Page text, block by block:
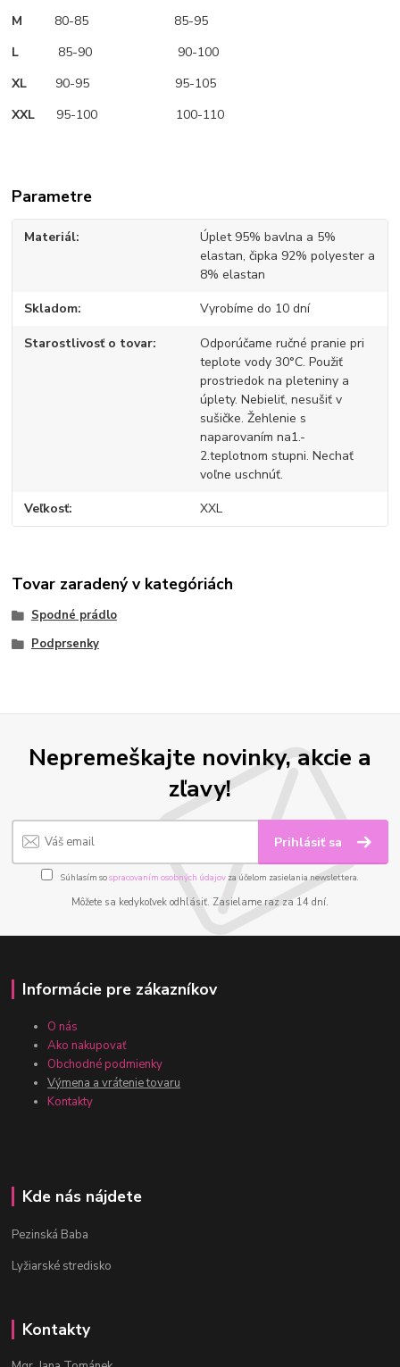
M 80-85 85-95
L 85-90 90-100
XL 90-95 95-105
XXL 95-100 100-110
Parametre
Materiál
Úplet 95% bavlna a 5%
elastan, čipka 92% polyester a
8% elastan
Skladom Vyrobíme do 10 dní
Starostlivosť o tovar
Odporúčame ručné pranie pri
teplote vody 30°C. Použiť
prostriedok na pleteniny a
úplety. Nebieliť, nesušiť v
sušičke. Žehlenie s
naparovaním na1.-
2.teplotnom stupni. Nechať
voľne uschnúť.
Veľkosť XXL
Tovar zaradený v kategóriách
Spodné prádlo
Podprsenky
Nepremeškajte novinky, akcie a
zľavy!
Prihlásiť sa
Súhlasím sospracovaním osobných údajov za účelom zasielania newslettera.
Môžete sa kedykoľvek odhlásiť. Zasielame raz za 14 dní.
Informácie pre zákazníkov
O nás
Ako nakupovať
Obchodné podmienky
Výmena a vrátenie tovaru
Kontakty
Kde nás nájdete
Pezinská Baba
Lyžiarské stredisko
Kontakty